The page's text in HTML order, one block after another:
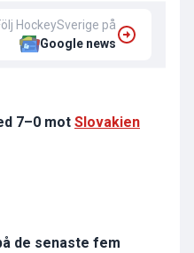
HockeySverige på
Google news
7–0 mot Slovakien
de senaste fem